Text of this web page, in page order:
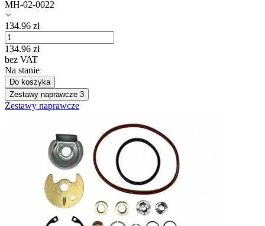
MH-02-0022
134.96 zł
134.96 zł
bez VAT
Na stanie
Do koszyka
Zestawy naprawcze 3
Zestawy naprawcze